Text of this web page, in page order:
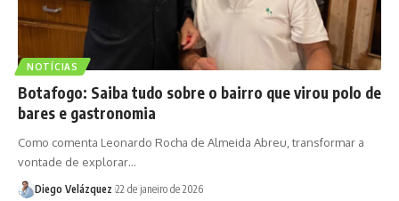
NOTÍCIAS
Botafogo: Saiba tudo sobre o bairro que virou polo de
bares e gastronomia
Como comenta Leonardo Rocha de Almeida Abreu, transformar a
vontade de explorar…
Diego Velázquez 22 de janeiro de 2026